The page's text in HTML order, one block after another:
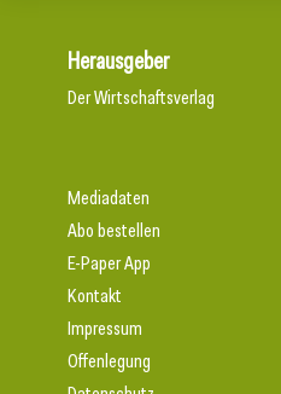
Herausgeber
Der Wirtschaftsverlag
Mediadaten
Abo bestellen
E-Paper App
Kontakt
Impressum
Offenlegung